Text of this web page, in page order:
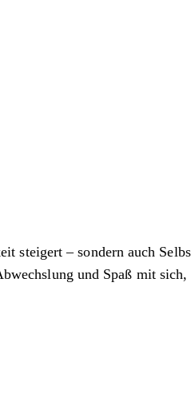
steigert – sondern auch
und Spaß mit